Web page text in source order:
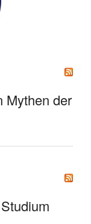
Mythen der